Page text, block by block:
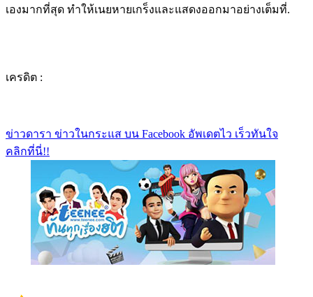
เองมากที่สุด ทำให้เนยหายเกร็งและแสดงออกมาอย่างเต็มที่.
เครดิต :
ข่าวดารา ข่าวในกระแส บน Facebook อัพเดตไว เร็วทันใจ
คลิกที่นี่!!